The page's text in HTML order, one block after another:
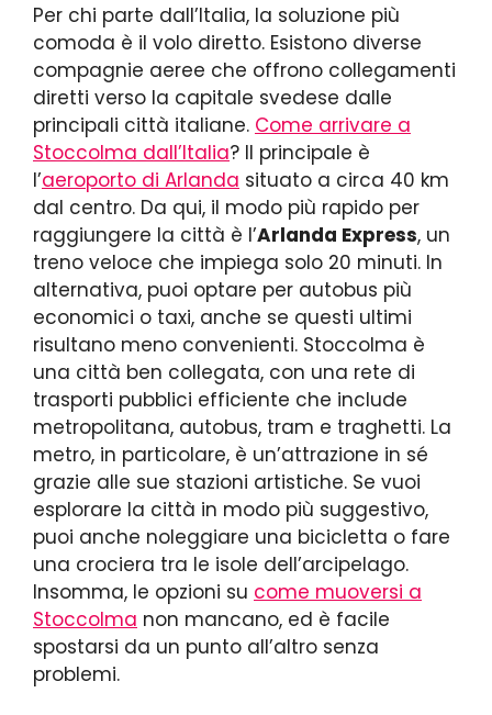
Per chi parte dall’Italia, la soluzione più
comoda è il volo diretto. Esistono diverse
compagnie aeree che offrono collegamenti
diretti verso la capitale svedese dalle
principali città italiane. Come arrivare a
Stoccolma dall’Italia? Il principale è
l’aeroporto di Arlanda situato a circa 40 km
dal centro. Da qui, il modo più rapido per
raggiungere la città è l’Arlanda Express, un
treno veloce che impiega solo 20 minuti. In
alternativa, puoi optare per autobus più
economici o taxi, anche se questi ultimi
risultano meno convenienti. Stoccolma è
una città ben collegata, con una rete di
trasporti pubblici efficiente che include
metropolitana, autobus, tram e traghetti. La
metro, in particolare, è un’attrazione in sé
grazie alle sue stazioni artistiche. Se vuoi
esplorare la città in modo più suggestivo,
puoi anche noleggiare una bicicletta o fare
una crociera tra le isole dell’arcipelago.
Insomma, le opzioni su come muoversi a
Stoccolma non mancano, ed è facile
spostarsi da un punto all’altro senza
problemi.